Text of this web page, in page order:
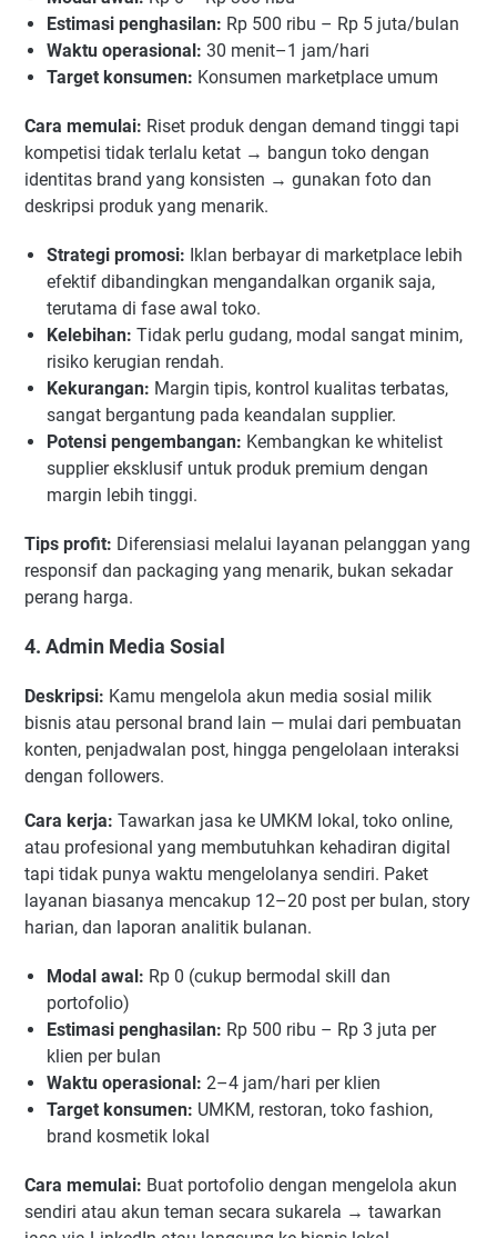
Estimasi penghasilan: Rp 500 ribu – Rp 5 juta/bulan
Waktu operasional: 30 menit–1 jam/hari
Target konsumen: Konsumen marketplace umum
Cara memulai: Riset produk dengan demand tinggi tapi
kompetisi tidak terlalu ketat → bangun toko dengan
identitas brand yang konsisten → gunakan foto dan
deskripsi produk yang menarik.
Strategi promosi: Iklan berbayar di marketplace lebih
efektif dibandingkan mengandalkan organik saja,
terutama di fase awal toko.
Kelebihan: Tidak perlu gudang, modal sangat minim,
risiko kerugian rendah.
Kekurangan: Margin tipis, kontrol kualitas terbatas,
sangat bergantung pada keandalan supplier.
Potensi pengembangan: Kembangkan ke whitelist
supplier eksklusif untuk produk premium dengan
margin lebih tinggi.
Tips profit: Diferensiasi melalui layanan pelanggan yang
responsif dan packaging yang menarik, bukan sekadar
perang harga.
4. Admin Media Sosial
Deskripsi: Kamu mengelola akun media sosial milik
bisnis atau personal brand lain — mulai dari pembuatan
konten, penjadwalan post, hingga pengelolaan interaksi
dengan followers.
Cara kerja: Tawarkan jasa ke UMKM lokal, toko online,
atau profesional yang membutuhkan kehadiran digital
tapi tidak punya waktu mengelolanya sendiri. Paket
layanan biasanya mencakup 12–20 post per bulan, story
harian, dan laporan analitik bulanan.
Modal awal: Rp 0 (cukup bermodal skill dan
portofolio)
Estimasi penghasilan: Rp 500 ribu – Rp 3 juta per
klien per bulan
Waktu operasional: 2–4 jam/hari per klien
Target konsumen: UMKM, restoran, toko fashion,
brand kosmetik lokal
Cara memulai: Buat portofolio dengan mengelola akun
sendiri atau akun teman secara sukarela → tawarkan